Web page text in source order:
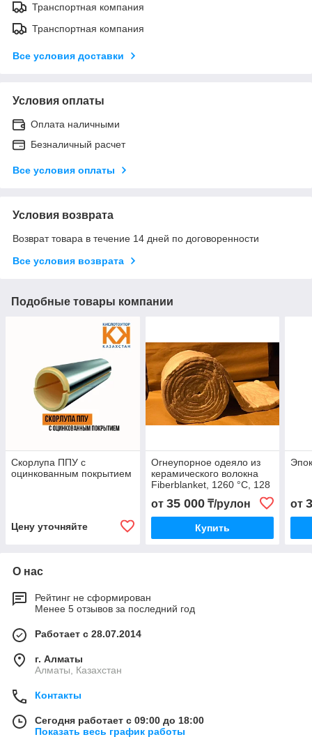
Транспортная компания
Транспортная компания
Все условия доставки
Условия оплаты
Оплата наличными
Безналичный расчет
Все условия оплаты
Условия возврата
Возврат товара в течение 14 дней по договоренности
Все условия возврата
Подобные товары компании
Скорлупа ППУ с
оцинкованным покрытием
Цену уточняйте
Огнеупорное одеяло из
керамического волокна
Fiberblanket, 1260 °C, 128
от 35 000₸/рулон
Купить
от
О нас
Рейтинг не сформирован
Менее 5 отзывов за последний год
Работает с 28.07.2014
г. Алматы
Алматы, Казахстан
Контакты
Сегодня работает с 09:00 до 18:00
Показать весь график работы